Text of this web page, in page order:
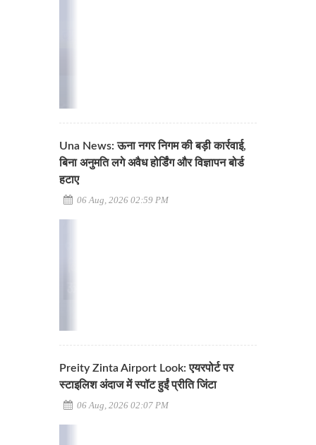
Una News: ऊना नगर निगम की बड़ी कार्रवाई,
बिना अनुमति लगे अवैध होर्डिंग और विज्ञापन बोर्ड
हटाए
06 Aug, 2026 02:59 PM
Preity Zinta Airport Look: एयरपोर्ट पर
स्टाइलिश अंदाज में स्पॉट हुईं प्रीति जिंटा
06 Aug, 2026 02:07 PM